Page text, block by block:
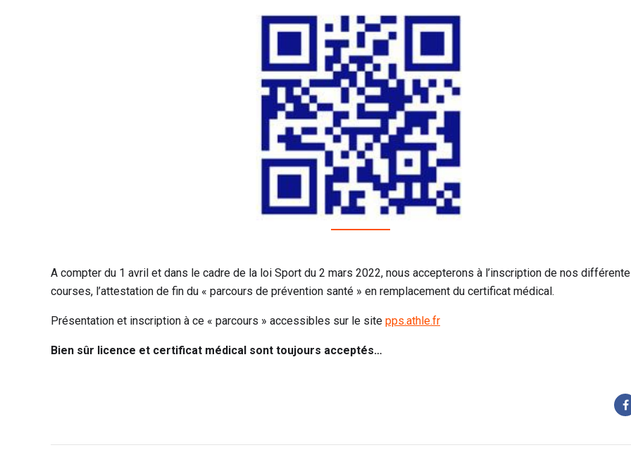
A compter du 1 avril et dans le cadre de la loi Sport du 2 mars 2022, nous accepterons à l’inscription de nos
courses, l’attestation de fin du « parcours de prévention santé » en remplacement du certificat médical.
Présentation et inscription à ce « parcours » accessibles sur le site pps.athle.fr
Bien sûr licence et certificat médical sont toujours acceptés…